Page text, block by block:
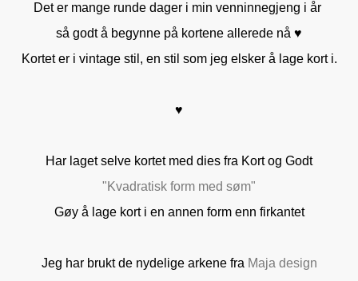
Det er mange runde dager i min venninnegjeng i år
så godt å begynne på kortene allerede nå ♥
Kortet er i vintage stil, en stil som jeg elsker å lage kort i.
♥
Har laget selve kortet med dies fra Kort og Godt
"Kvadratisk form med søm"
Gøy å lage kort i en annen form enn firkantet
Jeg har brukt de nydelige arkene fra Maja design